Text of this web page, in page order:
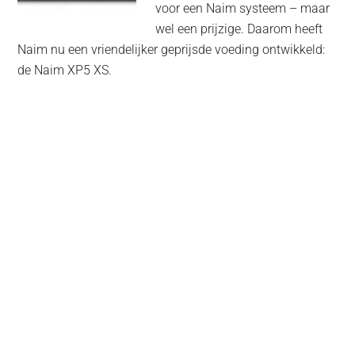
voor een Naim systeem – maar
wel een prijzige. Daarom heeft
Naim nu een vriendelijker geprijsde voeding ontwikkeld:
de Naim XP5 XS.